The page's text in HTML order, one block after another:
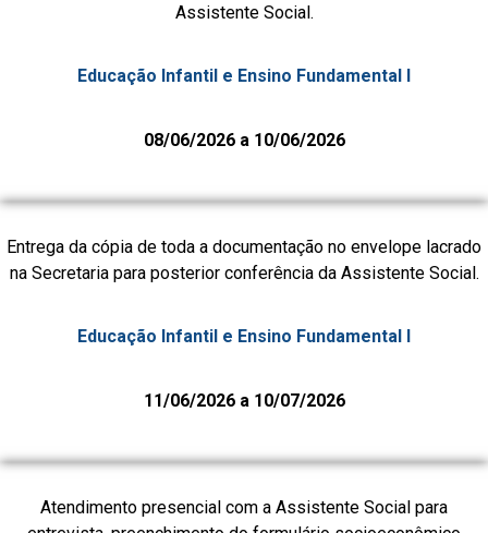
Assistente Social.
Educação Infantil e Ensino Fundamental I
08/06/2026 a 10/06/2026
Entrega da cópia de toda a documentação no envelope lacrado
na Secretaria para posterior conferência da Assistente Social.
Educação Infantil e Ensino Fundamental I
11/06/2026 a 10/07/2026
Atendimento presencial com a Assistente Social para